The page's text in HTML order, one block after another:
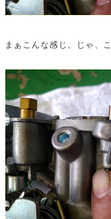
まぁこんな感じ。じゃ、